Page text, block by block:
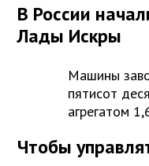
В России
Лады Искры
Машины
пятисот
агрегатом
Чтобы